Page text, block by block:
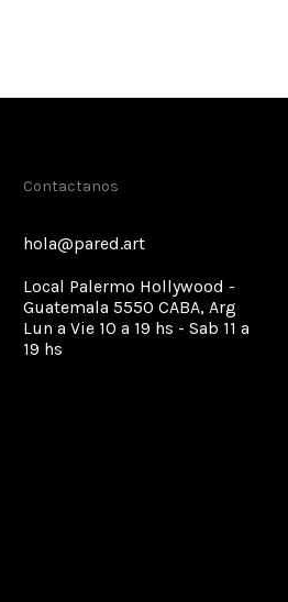
Contactanos
hola@pared.art
Local Palermo Hollywood -
Guatemala 5550 CABA, Arg
Lun a Vie 10 a 19 hs - Sab 11 a
19 hs